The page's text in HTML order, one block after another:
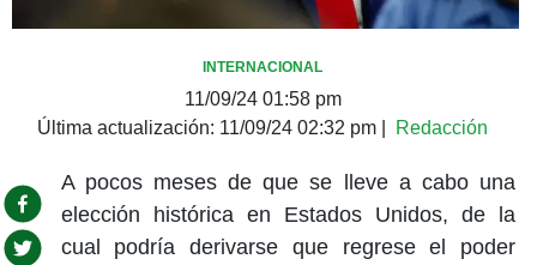
INTERNACIONAL
11/09/24 01:58 pm
Última actualización: 11/09/24 02:32 pm Redacción
A pocos meses de que se lleve a cabo una
elección histórica en Estados Unidos, de la
cual podría derivarse que regrese el poder